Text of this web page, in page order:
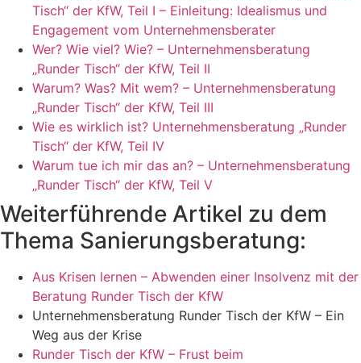
Tisch“ der KfW, Teil I – Einleitung: Idealismus und
Engagement vom Unternehmensberater
Wer? Wie viel? Wie? – Unternehmensberatung
„Runder Tisch“ der KfW, Teil II
Warum? Was? Mit wem? – Unternehmensberatung
„Runder Tisch“ der KfW, Teil III
Wie es wirklich ist? Unternehmensberatung „Runder
Tisch“ der KfW, Teil IV
Warum tue ich mir das an? – Unternehmensberatung
„Runder Tisch“ der KfW, Teil V
Weiterführende Artikel zu dem
Thema Sanierungsberatung:
Aus Krisen lernen – Abwenden einer Insolvenz mit der
Beratung Runder Tisch der KfW
Unternehmensberatung Runder Tisch der KfW – Ein
Weg aus der Krise
Runder Tisch der KfW – Frust beim